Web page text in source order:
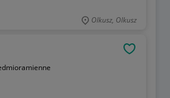
Olkusz, Olkusz